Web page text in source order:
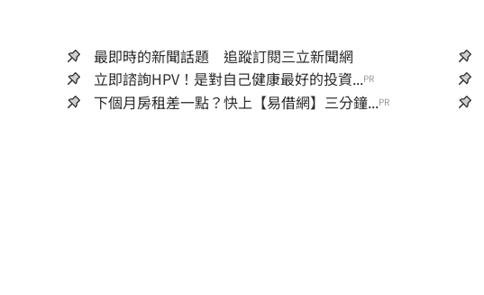
最即時的新聞話題 追蹤訂閱三立新聞網
立即諮詢HPV！是對自己健康最好的投資...PR
下個月房租差一點？快上【易借網】三分鐘...PR